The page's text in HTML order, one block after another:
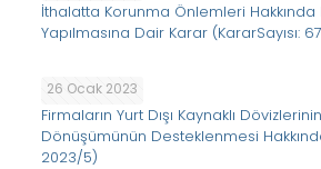
İthalatta Korunma Önlemleri
Yapılmasına Dair Karar (KararSayısı:
26 Ocak 2023
Firmaların Yurt Dışı Kaynaklı
Dönüşümünün Desteklenmesi
2023/5)